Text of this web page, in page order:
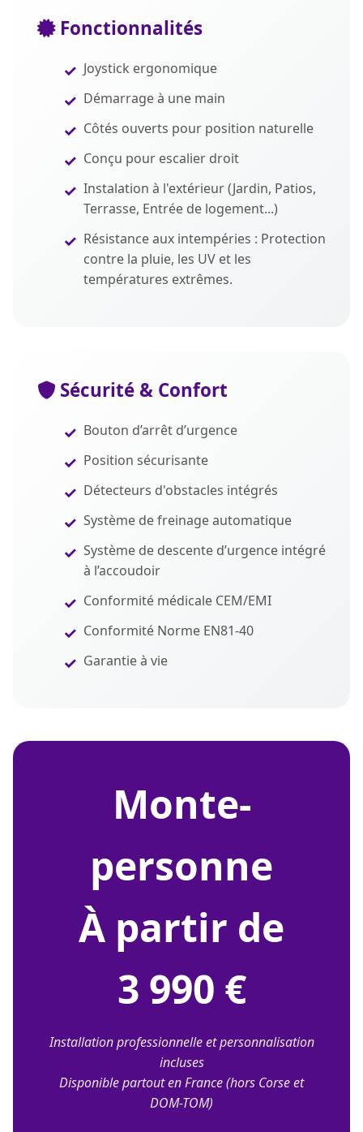
Fonctionnalités
Joystick ergonomique
Démarrage à une main
Côtés ouverts pour position naturelle
Conçu pour escalier droit
Instalation à l'extérieur (Jardin, Patios,
Terrasse, Entrée de logement...)
Résistance aux intempéries : Protection
contre la pluie, les UV et les
températures extrêmes.
Sécurité & Confort
Bouton d’arrêt d’urgence
Position sécurisante
Détecteurs d'obstacles intégrés
Système de freinage automatique
Système de descente d’urgence intégré
à l’accoudoir
Conformité médicale CEM/EMI
Conformité Norme EN81-40
Garantie à vie
monte-
personne
À partir de
3 990 €
Installation professionnelle et personnalisation
incluses
Disponible partout en France (hors Corse et
DOM-TOM)